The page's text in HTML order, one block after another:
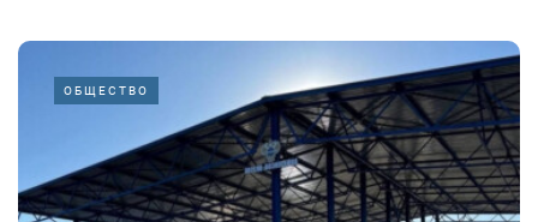
ОБЩЕСТВО